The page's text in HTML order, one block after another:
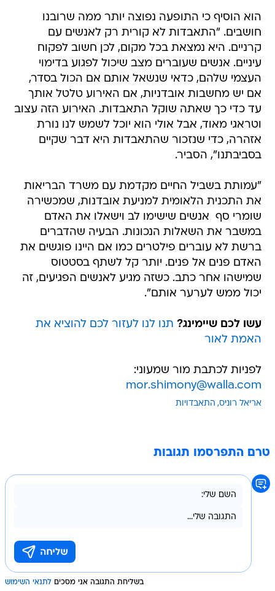
הוא הוסיף כי התופעה נפוצה יותר ממה שרובנו
חושבים. "התאבדות לא קורית רק לאנשים עם
קרניים. היא נמצאת בכל מקום, לכן חשוב לפקוח
עיניים. אנשים שעוברים מצב שיכול לפגוע בדימוי
העצמי שלהם, כדאי שנשאל אותם אם הכול בסדר,
אם יש מחשבות אובדניות, אם האירוע טלטל אותך
עד כדי כך שאתה שוקל התאבדות. האירוע הזה עצוב
וטראגי מאוד, אבל אולי הוא יוכל לשמש לנו נורת
אזהרה, כדי שנזכור שהתאבדות היא דבר שקיים
בסביבתנו", הסביר.
"עמותת בשביל החיים מקדמת עם משרד הבריאות
את התכנית הלאומית למניעת אובדנות, שמכשירה
שומרי סף  אנשים שישימו לב וישאלו את האדם
במשבר את השאלות הנכונות. הבעיה שהדברים
ברשת לא עוברים פילטרים כמו אם היינו פוגשים את
האדם פנים אל פנים. יותר קל לשתף בסטטוס
שמישהו אחר כתב. כשזה מגיע לאנשים הפגיעים, זה
יכול ממש לערער אותם".
עשו לכם שיימינג? תנו לנו לעזור לכם להוציא את
האמת לאור
לפניות לכתבת מור שמעוני:
mor.shimony@walla.com
אריאל רוניס התאבדויות
טרם התפרסמו תגובות
בשליחת התגובה אני מסכים לתנאי השימוש